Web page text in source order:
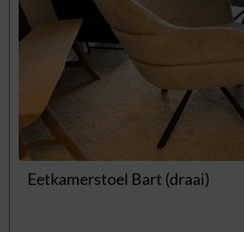
Eetkamerstoel Bart (draai)